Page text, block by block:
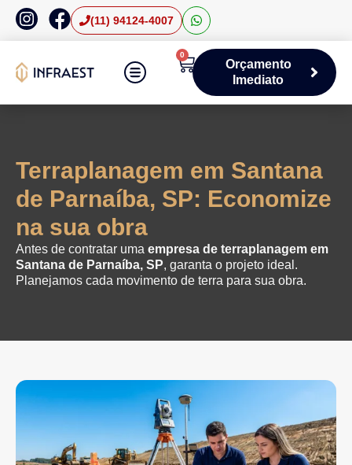
(11) 94124-4007
0
Orçamento
Imediato
Terraplanagem em Santana
de Parnaíba, SP: Economize
na sua obra
Antes de contratar uma empresa de terraplanagem em
Santana de Parnaíba, SP, garanta o projeto ideal.
Planejamos cada movimento de terra para sua obra.